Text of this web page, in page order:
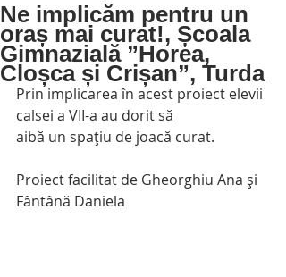
Ne implicăm pentru un
oraș mai curat!, Școala
Gimnazială ”Horea,
Cloșca și Crișan”, Turda
Prin implicarea în acest proiect elevii
calsei a VII-a au dorit să
aibă un spațiu de joacă curat.
Proiect facilitat de Gheorghiu Ana și
Fântână Daniela